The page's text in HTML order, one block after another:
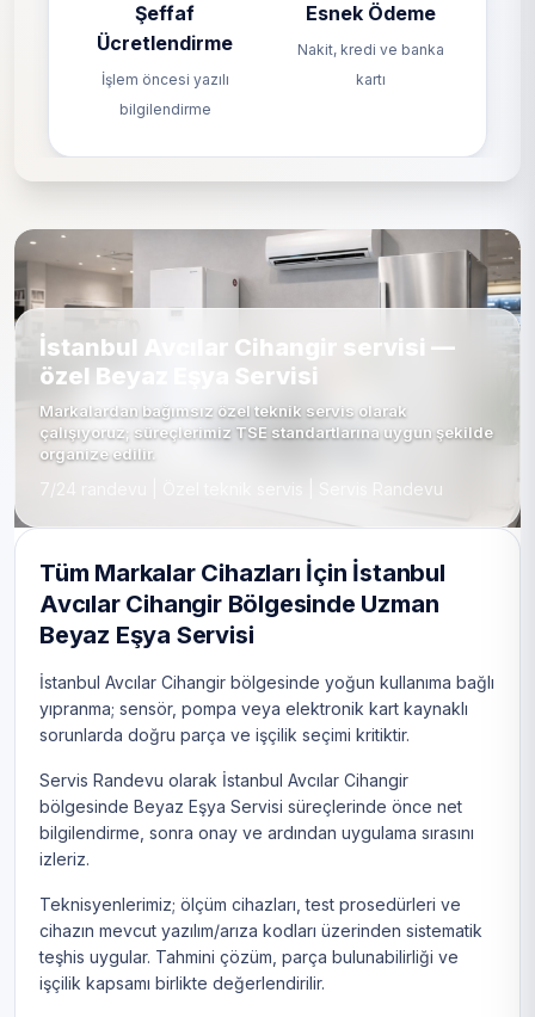
Şeffaf
Ücretlendirme
İşlem öncesi yazılı
bilgilendirme
Esnek Ödeme
Nakit, kredi ve banka
kartı
İstanbul Avcılar Cihangir servisi —
özel Beyaz Eşya Servisi
Markalardan bağımsız özel teknik servis olarak
çalışıyoruz; süreçlerimiz TSE standartlarına uygun şekilde
organize edilir.
7/24 randevu | Özel teknik servis | Servis Randevu
Tüm Markalar Cihazları İçin İstanbul
Avcılar Cihangir Bölgesinde Uzman
Beyaz Eşya Servisi
İstanbul Avcılar Cihangir bölgesinde yoğun kullanıma bağlı
yıpranma; sensör, pompa veya elektronik kart kaynaklı
sorunlarda doğru parça ve işçilik seçimi kritiktir.
Servis Randevu olarak İstanbul Avcılar Cihangir
bölgesinde Beyaz Eşya Servisi süreçlerinde önce net
bilgilendirme, sonra onay ve ardından uygulama sırasını
izleriz.
Teknisyenlerimiz; ölçüm cihazları, test prosedürleri ve
cihazın mevcut yazılım/arıza kodları üzerinden sistematik
teşhis uygular. Tahmini çözüm, parça bulunabilirliği ve
işçilik kapsamı birlikte değerlendirilir.